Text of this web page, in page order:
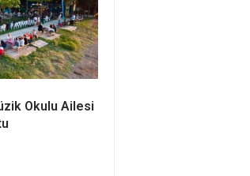
Okulu Ailesi